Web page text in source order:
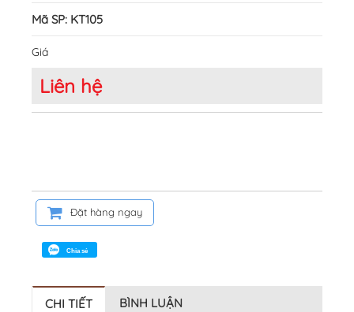
Mã SP: KT105
Giá
Liên hệ
Đặt hàng ngay
Chia sẻ
CHI TIẾT BÌNH LUẬN